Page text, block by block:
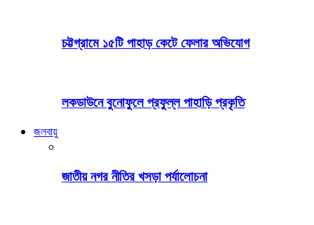
চট্টগ্রামে ১৫টি পাহাড় কেটে ফেলার অভিযোগ
লকডাউনে বুনোফুলে প্রফুল্ল পাহাড়ি প্রকৃতি
জলবায়ু
জাতীয় নগর নীতির খসড়া পর্যালোচনা